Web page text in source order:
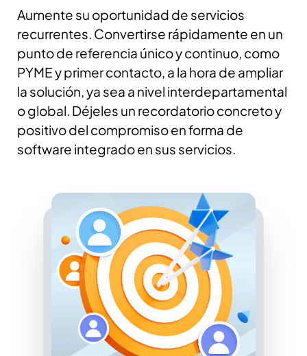
Aumente su oportunidad de servicios
recurrentes. Convertirse rápidamente en un
punto de referencia único y continuo, como
PYME y primer contacto, a la hora de ampliar
la solución, ya sea a nivel interdepartamental
o global. Déjeles un recordatorio concreto y
positivo del compromiso en forma de
software integrado en sus servicios.